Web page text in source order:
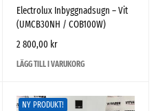
Electrolux Inbyggnadsugn – Vit
(UMCB30NH / COB100W)
2 800,00 kr
LÄGG TILL I VARUKORG
NY PRODUKT!